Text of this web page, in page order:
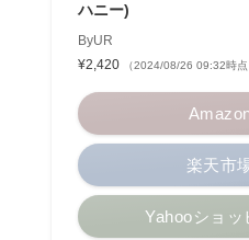
ハニー)
ByUR
¥2,420
（2024/08/26 09:32時点
楽天市
Yahooショ